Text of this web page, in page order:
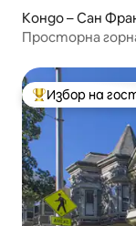
Кондо – Сан
Просторна
Най-популярен
Избор на